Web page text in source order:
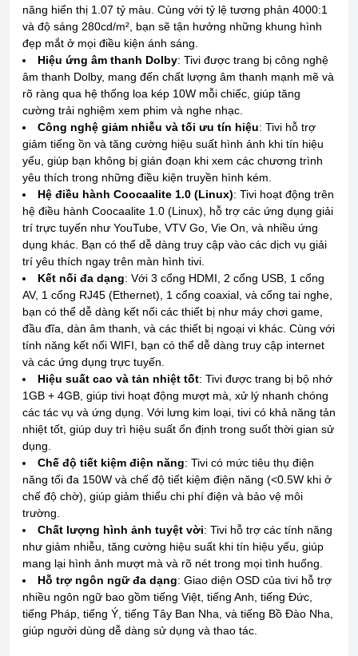
năng hiển thị 1.07 tỷ màu. Cùng với tỷ lệ tương phản 4000:1
và độ sáng 280cd/m², bạn sẽ tận hưởng những khung hình
đẹp mắt ở mọi điều kiện ánh sáng.
Hiệu ứng âm thanh Dolby: Tivi được trang bị công nghệ
âm thanh Dolby, mang đến chất lượng âm thanh mạnh mẽ và
rõ ràng qua hệ thống loa kép 10W mỗi chiếc, giúp tăng
cường trải nghiệm xem phim và nghe nhạc.
Công nghệ giảm nhiễu và tối ưu tín hiệu: Tivi hỗ trợ
giảm tiếng ồn và tăng cường hiệu suất hình ảnh khi tín hiệu
yếu, giúp bạn không bị gián đoạn khi xem các chương trình
yêu thích trong những điều kiện truyền hình kém.
Hệ điều hành Coocaalite 1.0 (Linux): Tivi hoạt động trên
hệ điều hành Coocaalite 1.0 (Linux), hỗ trợ các ứng dụng giải
trí trực tuyến như YouTube, VTV Go, Vie On, và nhiều ứng
dụng khác. Bạn có thể dễ dàng truy cập vào các dịch vụ giải
trí yêu thích ngay trên màn hình tivi.
Kết nối đa dạng: Với 3 cổng HDMI, 2 cổng USB, 1 cổng
AV, 1 cổng RJ45 (Ethernet), 1 cổng coaxial, và cổng tai nghe,
bạn có thể dễ dàng kết nối các thiết bị như máy chơi game,
đầu đĩa, dàn âm thanh, và các thiết bị ngoại vi khác. Cùng với
tính năng kết nối WIFI, bạn có thể dễ dàng truy cập internet
và các ứng dụng trực tuyến.
Hiệu suất cao và tản nhiệt tốt: Tivi được trang bị bộ nhớ
1GB + 4GB, giúp tivi hoạt động mượt mà, xử lý nhanh chóng
các tác vụ và ứng dụng. Với lưng kim loại, tivi có khả năng tản
nhiệt tốt, giúp duy trì hiệu suất ổn định trong suốt thời gian sử
dụng.
Chế độ tiết kiệm điện năng: Tivi có mức tiêu thụ điện
năng tối đa 150W và chế độ tiết kiệm điện năng (<0.5W khi ở
chế độ chờ), giúp giảm thiểu chi phí điện và bảo vệ môi
trường.
Chất lượng hình ảnh tuyệt vời: Tivi hỗ trợ các tính năng
như giảm nhiễu, tăng cường hiệu suất khi tín hiệu yếu, giúp
mang lại hình ảnh mượt mà và rõ nét trong mọi tình huống.
Hỗ trợ ngôn ngữ đa dạng: Giao diện OSD của tivi hỗ trợ
nhiều ngôn ngữ bao gồm tiếng Việt, tiếng Anh, tiếng Đức,
tiếng Pháp, tiếng Ý, tiếng Tây Ban Nha, và tiếng Bồ Đào Nha,
giúp người dùng dễ dàng sử dụng và thao tác.